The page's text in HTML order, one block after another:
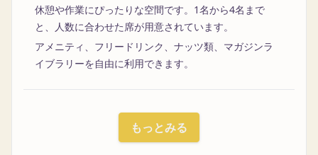
休憩や作業にぴったりな空間です。1名から4名まで
と、人数に合わせた席が用意されています。
アメニティ、フリードリンク、ナッツ類、マガジンラ
イブラリーを自由に利用できます。
もっとみる